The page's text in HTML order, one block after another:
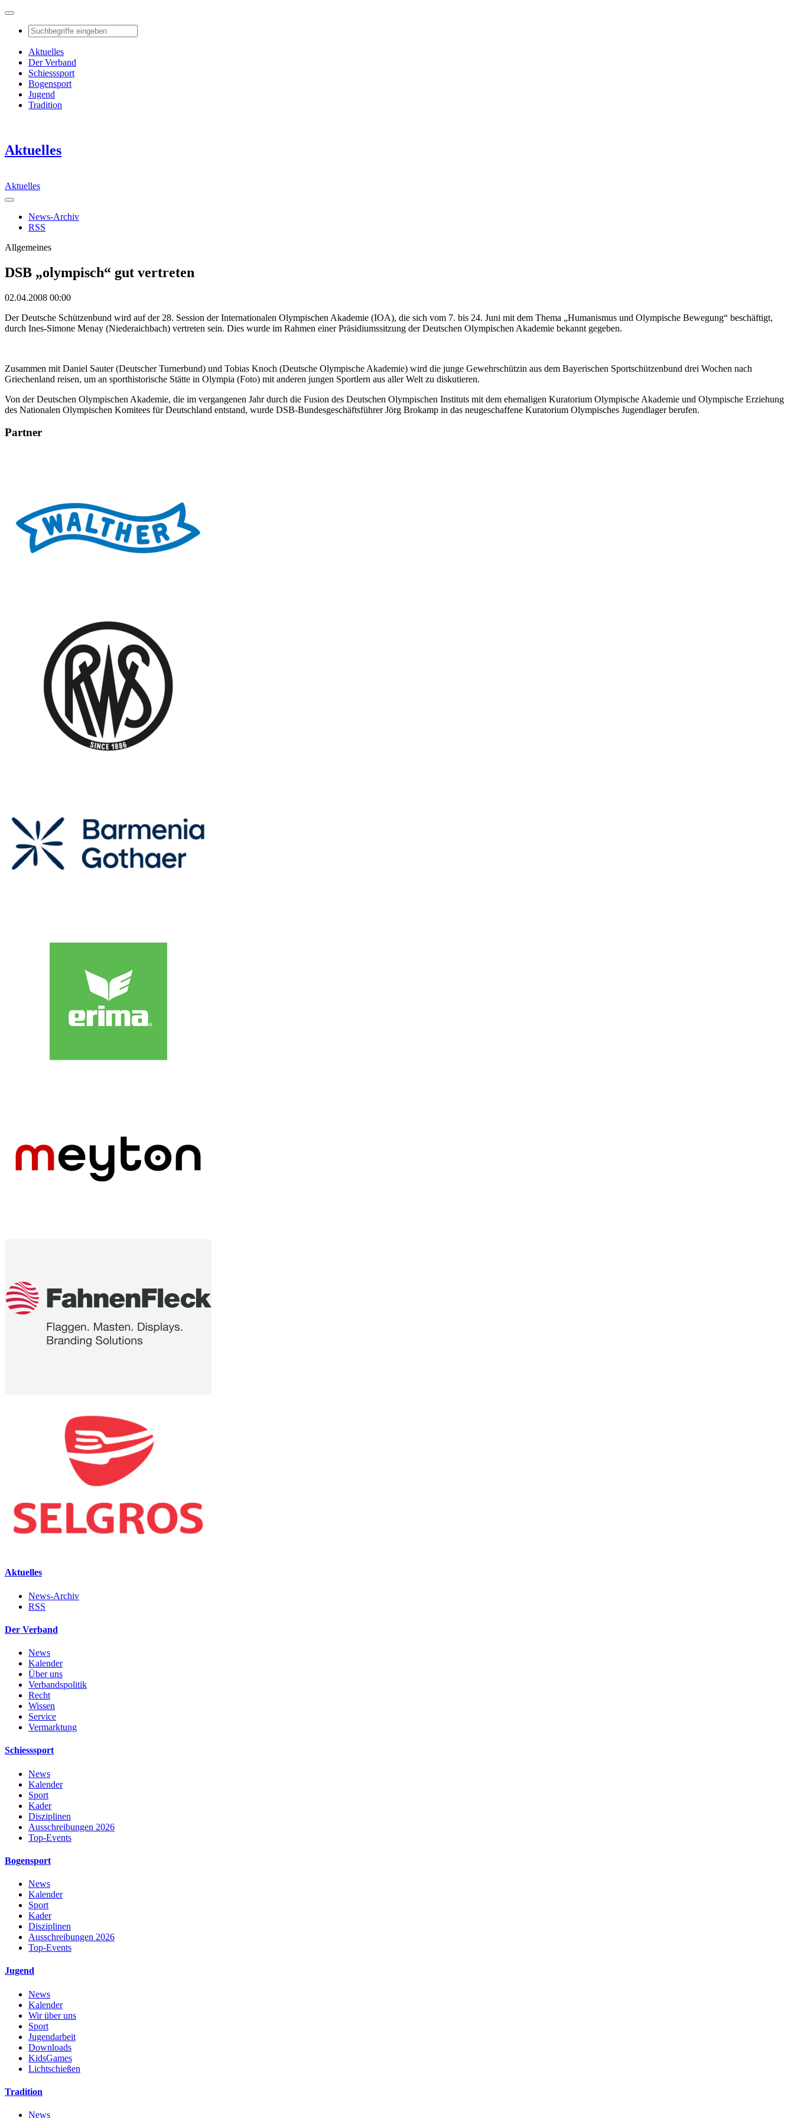
Aktuelles
Der Verband
Schiesssport
Bogensport
Jugend
Tradition
Aktuelles
Aktuelles
News-Archiv
RSS
Allgemeines
DSB „olympisch“ gut vertreten
02.04.2008 00:00
Der Deutsche Schützenbund wird auf der 28. Session der Internationalen Olympischen Akademie (IOA), die sich vom 7. bis 24. Juni mit dem Thema „Humanismus und Olympische Bewegung“ beschäftigt,
durch Ines-Simone Menay (Niederaichbach) vertreten sein. Dies wurde im Rahmen einer Präsidiumssitzung der Deutschen Olympischen Akademie bekannt gegeben.
Zusammen mit Daniel Sauter (Deutscher Turnerbund) und Tobias Knoch (Deutsche Olympische Akademie) wird die junge Gewehrschützin aus dem Bayerischen Sportschützenbund drei Wochen nach
Griechenland reisen, um an sporthistorische Stätte in Olympia (Foto) mit anderen jungen Sportlern aus aller Welt zu diskutieren.
Von der Deutschen Olympischen Akademie, die im vergangenen Jahr durch die Fusion des Deutschen Olympischen Instituts mit dem ehemaligen Kuratorium Olympische Akademie und Olympische Erziehung
des Nationalen Olympischen Komitees für Deutschland entstand, wurde DSB-Bundesgeschäftsführer Jörg Brokamp in das neugeschaffene Kuratorium Olympisches Jugendlager berufen.
Partner
Aktuelles
News-Archiv
RSS
Der Verband
News
Kalender
Über uns
Verbandspolitik
Recht
Wissen
Service
Vermarktung
Schiesssport
News
Kalender
Sport
Kader
Disziplinen
Ausschreibungen 2026
Top-Events
Bogensport
News
Kalender
Sport
Kader
Disziplinen
Ausschreibungen 2026
Top-Events
Jugend
News
Kalender
Wir über uns
Sport
Jugendarbeit
Downloads
KidsGames
Lichtschießen
Tradition
News